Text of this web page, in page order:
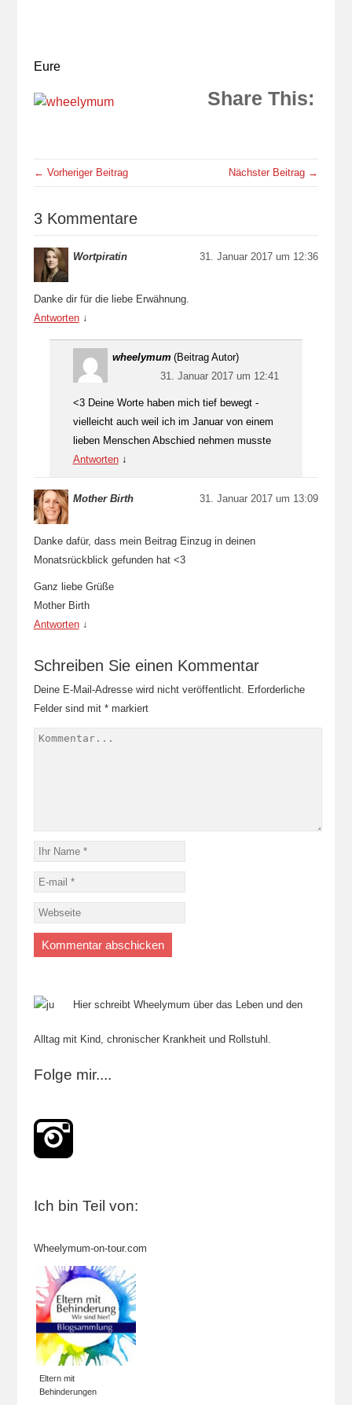
Eure
Share This:
← Vorheriger Beitrag Nächster Beitrag →
3 Kommentare
Wortpiratin 31. Januar 2017 um 12:36
Danke dir für die liebe Erwähnung.
Antworten ↓
wheelymum (Beitrag Autor)
31. Januar 2017 um 12:41
<3 Deine Worte haben mich tief bewegt -
vielleicht auch weil ich im Januar von einem
lieben Menschen Abschied nehmen musste
Antworten ↓
Mother Birth 31. Januar 2017 um 13:09
Danke dafür, dass mein Beitrag Einzug in deinen
Monatsrückblick gefunden hat <3
Ganz liebe Grüße
Mother Birth
Antworten ↓
Schreiben Sie einen Kommentar
Deine E-Mail-Adresse wird nicht veröffentlicht.
Erforderliche
Felder sind mit *markiert
Hier schreibt Wheelymum über das Leben und den
Alltag mit Kind, chronischer Krankheit und Rollstuhl.
Folge mir....
Ich bin Teil von:
Wheelymum-on-tour.com
Eltern mit
Behinderungen